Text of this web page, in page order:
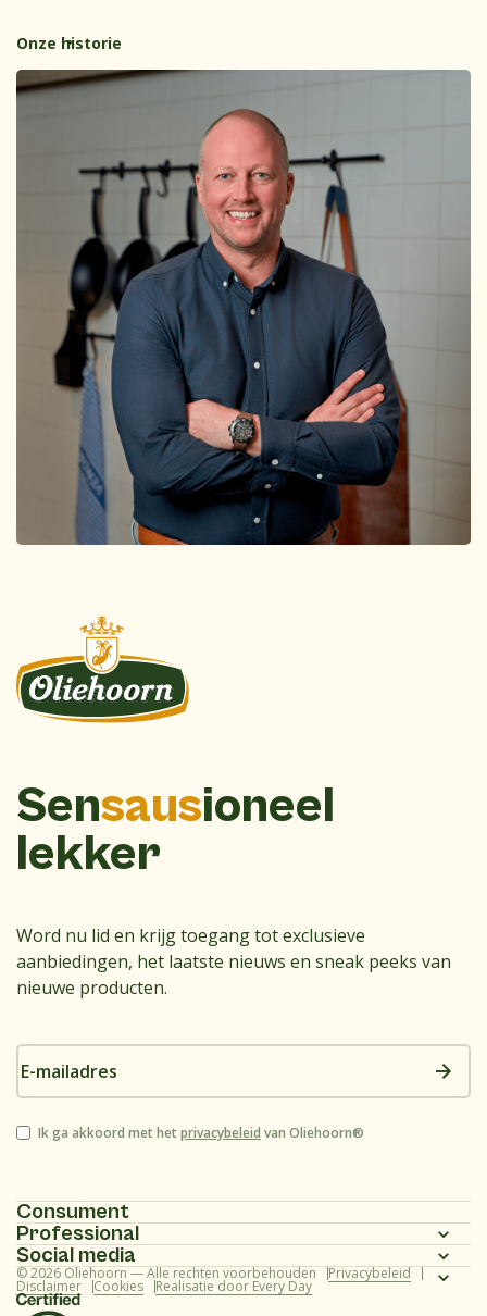
Onze historie
Sensausioneel
lekker
Word nu lid en krijg toegang tot exclusieve
aanbiedingen, het laatste nieuws en sneak peeks van
nieuwe producten.
E-
mailadres
Instemming
Ik ga akkoord met hetprivacybeleid van Oliehoorn®
Consument
Homepagina
Assortiment
Professional
Homepagina
Assortiment
Social media
Instagram
© 2026 Oliehoorn — Alle rechten voorbehouden Privacybeleid
Disclaimer Cookies Realisatie door Every Day